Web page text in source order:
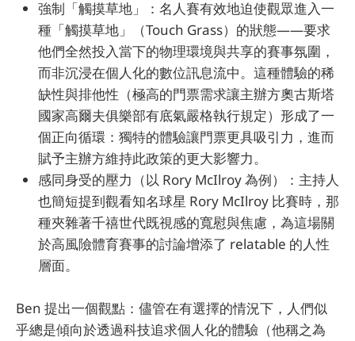
強制「觸摸草地」：名人賽有效地迫使觀眾進入一
種「觸摸草地」（Touch Grass）的狀態——要求
他們全然投入當下的物理環境與共享的賽事氛圍，
而非沉浸在個人化的數位訊息流中。這種體驗的稀
缺性與排他性（極高的門票需求讓主辦方奧古斯塔
國家高爾夫俱樂部有底氣嚴格執行規定）形成了一
個正向循環：獨特的體驗讓門票更具吸引力，進而
賦予主辦方維持此政策的更大影響力。
感同身受的壓力（以 Rory McIlroy 為例）：主持人
也簡短提到觀看知名球星 Rory McIlroy 比賽時，那
種夾雜著千禧世代既視感的寬慰與焦慮，為這場關
於高風險體育賽事的討論增添了 relatable 的人性
層面。
Ben 提出一個觀點：儘管在有選擇的情況下，人們似
乎總是傾向於透過科技追求個人化的體驗（他稱之為